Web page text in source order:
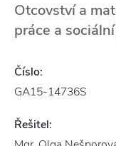
Otcovství a
práce a
Číslo:
GA15-14736S
Řešitel: